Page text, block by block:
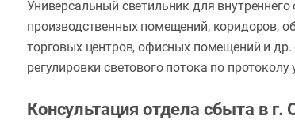
Универсальный светильник для внутреннего
производственных помещений, коридоров,
торговых центров, офисных помещений и
регулировки светового потока по протоколу
Консультация отдела сбыта в г.